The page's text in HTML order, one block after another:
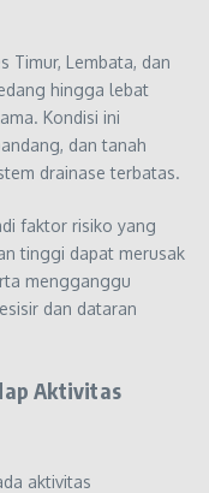
Timur, Lembata, dan
hingga lebat
Kondisi ini
dan tanah
drainase terbatas.
faktor risiko yang
tinggi dapat merusak
mengganggu
dan dataran
Aktivitas
aktivitas